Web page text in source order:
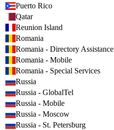
Puerto Rico
Qatar
Reunion Island
Romania
Romania - Directory Assistance
Romania - Mobile
Romania - Special Services
Russia
Russia - GlobalTel
Russia - Mobile
Russia - Moscow
Russia - St. Petersburg